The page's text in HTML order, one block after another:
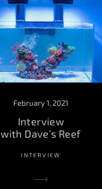
February 1, 2021
Interview
with Dave’s Reef
INTERVIEW